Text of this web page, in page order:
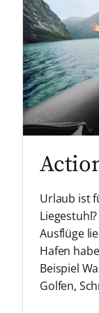
Urlaub ist
Ausflüge
Hafen
Beispiel
Golfen,